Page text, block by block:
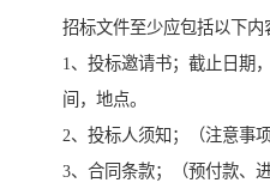
招标文件至少应包括以下内
1、投标邀请书；截止日期
间，地点。
2、投标人须知；（注意事项
3、合同条款；（预付款、